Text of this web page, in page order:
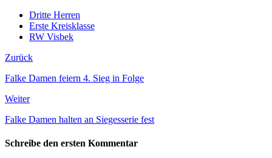
Dritte Herren
Erste Kreisklasse
RW Visbek
Zurück
Falke Damen feiern 4. Sieg in Folge
Weiter
Falke Damen halten an Siegesserie fest
Schreibe den ersten Kommentar